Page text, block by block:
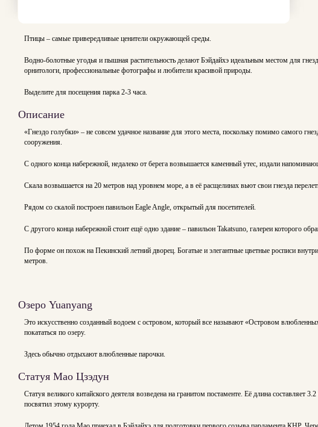
Птицы – самые привередливые ценители окружающей среды.
Водно-болотные угодья и пышная растительность делают Бэйдайхэ идеальным местом для
орнитологи, профессиональные фотографы и любители красивой природы.
Выделите для посещения парка 2-3 часа.
Описание
«Гнездо голубки» – не совсем удачное название для этого места, поскольку помимо самого
сооружения.
С одного конца набережной, недалеко от берега возвышается каменный утес, издали
Скала возвышается на 20 метров над уровнем море, а в её расщелинах вьют свои гнезда
Рядом со скалой построен павильон Eagle Angle, открытый для посетителей.
С другого конца набережной стоит ещё одно здание – павильон Takatsuno, галереи которого
По форме он похож на Пекинский летний дворец. Богатые и элегантные цветные росписи
метров.
Озеро Yuanyang
Это искусственно созданный водоем с островом, который все называют «Островом
покататься по озеру.
Здесь обычно отдыхают влюбленные парочки.
Статуя Мао Цзэдун
Статуя великого китайского деятеля возведена на гранитом постаменте. Её длина
посвятил этому курорту.